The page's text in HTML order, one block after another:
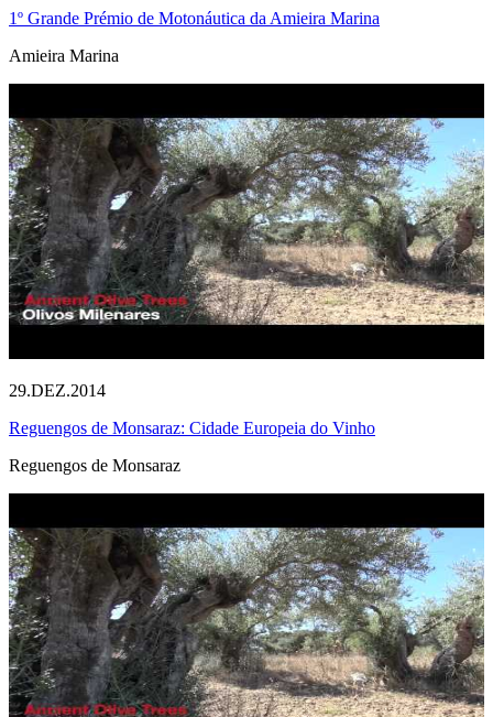
1º Grande Prémio de Motonáutica da Amieira Marina
Amieira Marina
29.DEZ.2014
Reguengos de Monsaraz: Cidade Europeia do Vinho
Reguengos de Monsaraz